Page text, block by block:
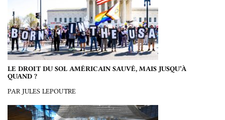
LE DROIT DU SOL AMÉRICAIN SAUVÉ, MAIS JUSQU’À
QUAND ?
PAR JULES LEPOUTRE